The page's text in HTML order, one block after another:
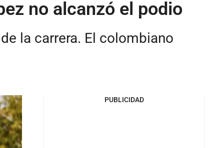
no alcanzó el podio
la carrera. El colombiano
PUBLICIDAD